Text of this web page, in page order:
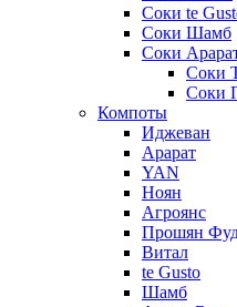
Соки te
Соки Шамб
Соки
Соки
Соки
Компоты
Иджеван
Арарат
YAN
Ноян
Агроянс
Прошян
Витал
te Gusto
Шамб